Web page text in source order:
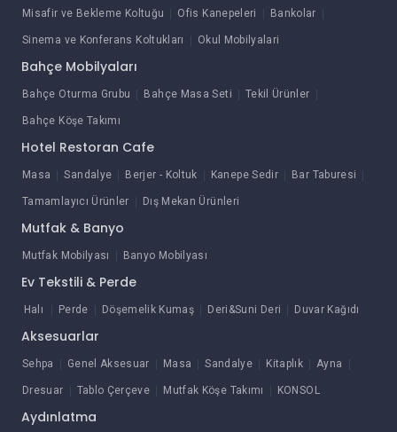
Misafir ve Bekleme Koltuğu Ofis Kanepeleri Bankolar
Sinema ve Konferans Koltukları Okul Mobilyalari
Bahçe Mobilyaları
Bahçe Oturma Grubu Bahçe Masa Seti Tekil Ürünler
Bahçe Köşe Takımı
Hotel Restoran Cafe
Masa Sandalye Berjer - Koltuk Kanepe Sedir Bar Taburesi
Tamamlayıcı Ürünler Dış Mekan Ürünleri
Mutfak & Banyo
Mutfak Mobilyası Banyo Mobilyası
Ev Tekstili & Perde
Halı Perde Döşemelik Kumaş Deri&Suni Deri Duvar Kağıdı
Aksesuarlar
Sehpa Genel Aksesuar Masa Sandalye Kitaplık Ayna
Dresuar Tablo Çerçeve Mutfak Köşe Takımı KONSOL
Aydınlatma